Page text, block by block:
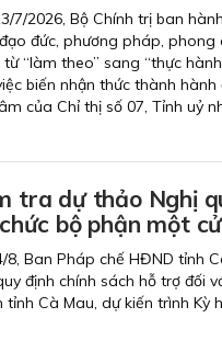
7/2026, Bộ Chính trị ban
đức, phương pháp, phong
từ “làm theo” sang “thực
biến nhận thức thành
của Chỉ thị số 07, Tỉnh uỷ
tra dự thảo Nghị
bộ phận một
8, Ban Pháp chế HĐND tỉnh
định chính sách hỗ trợ đối
tỉnh Cà Mau, dự kiến trình Kỳ